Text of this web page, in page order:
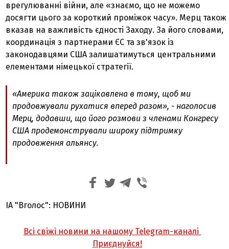
врегулюванні війни, але «знаємо, що не можемо
досягти цього за короткий проміжок часу». Мерц також
вказав на важливість єдності Заходу. За його словами,
координація з партнерами ЄС та зв'язок із
законодавцями США залишатимуться центральними
елементами німецької стратегії.
«Америка також зацікавлена ​​в тому, щоб ми
продовжували рухатися вперед разом», - наголосив
Мерц, додавши, що його розмови з членами Конгресу
США продемонстрували широку підтримку
продовження альянсу.
ІА "Вголос": НОВИНИ
Всі свіжі новини на нашому Telegram-каналі
Приєднуйся!